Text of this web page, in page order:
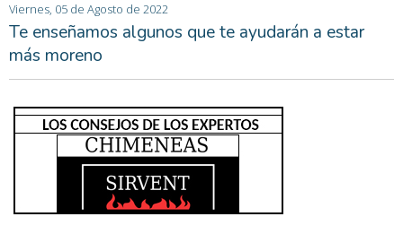
Viernes, 05 de Agosto de 2022
Te enseñamos algunos que te ayudarán a estar
más moreno